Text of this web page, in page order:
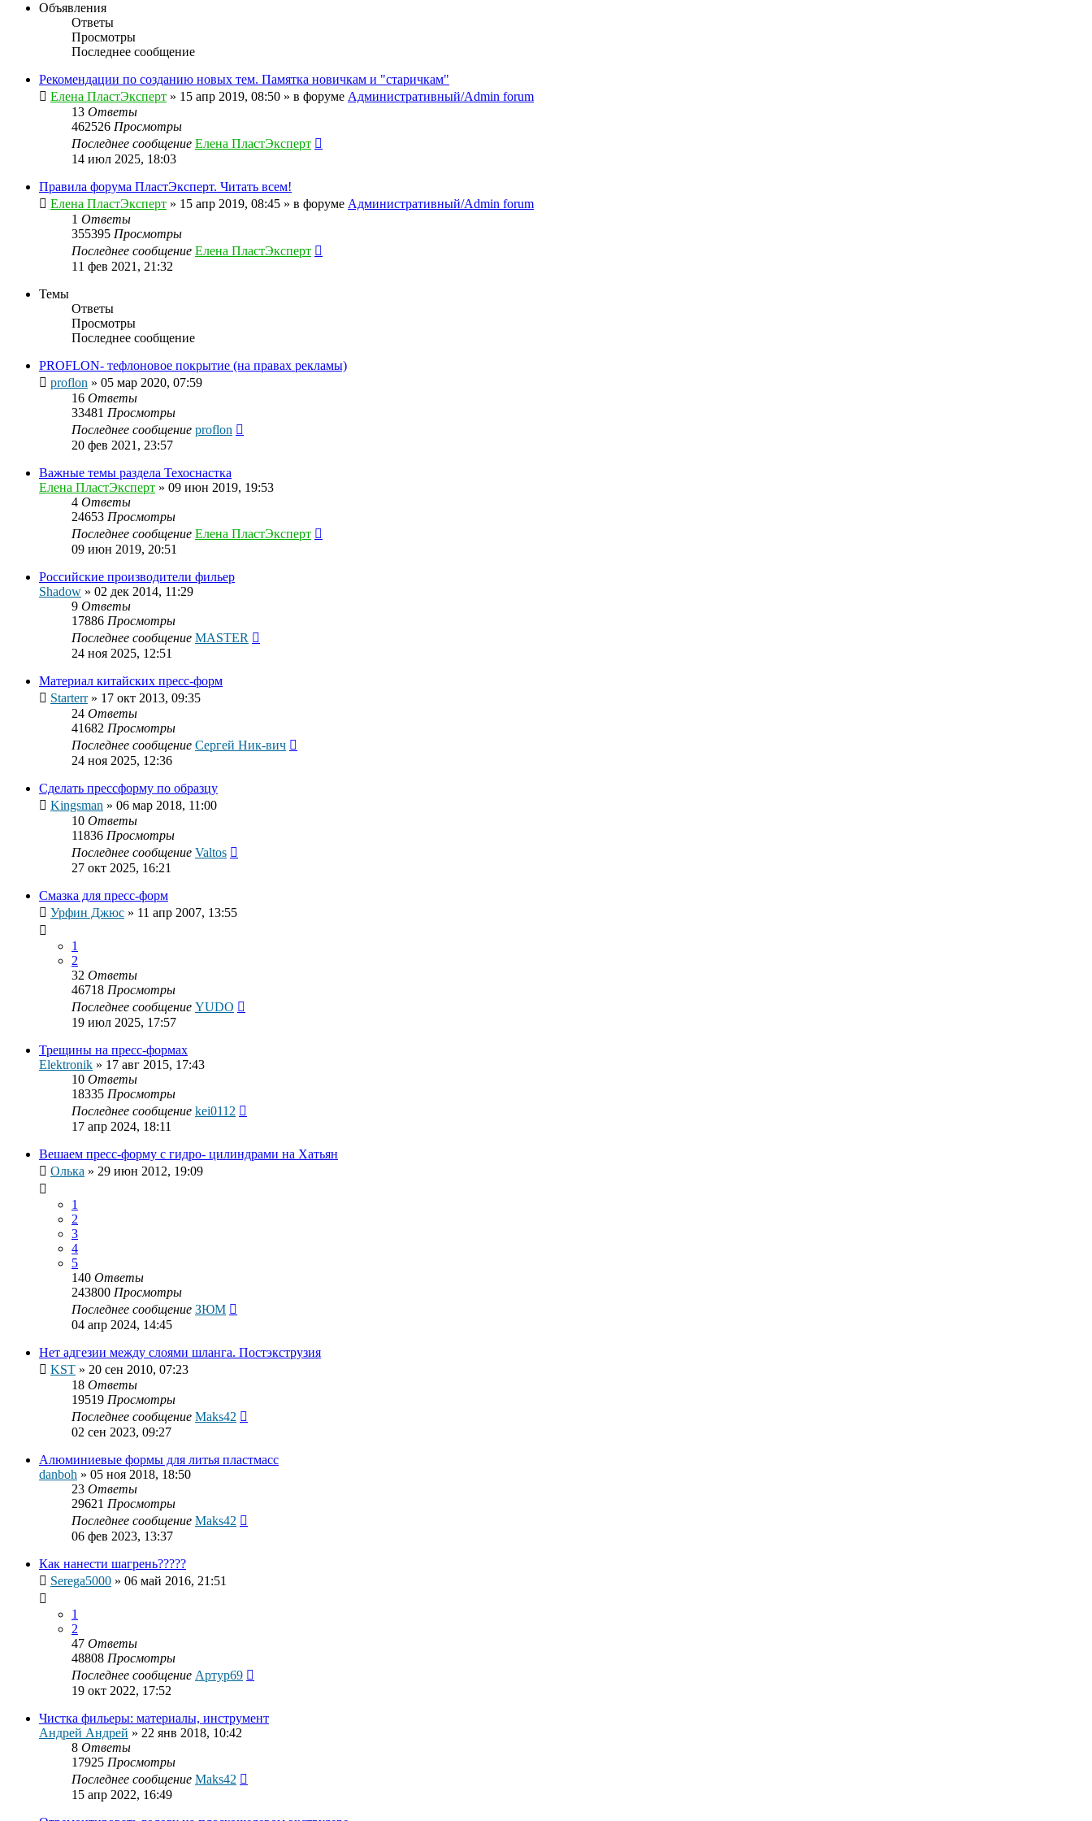
Объявления
Ответы
Просмотры
Последнее сообщение
Рекомендации по созданию новых тем. Памятка новичкам и "старичкам"
Елена ПластЭксперт » 15 апр 2019, 08:50 » в форуме Административный/Admin forum
13 Ответы
462526 Просмотры
Последнее сообщение Елена ПластЭксперт
14 июл 2025, 18:03
Правила форума ПластЭксперт. Читать всем!
Елена ПластЭксперт » 15 апр 2019, 08:45 » в форуме Административный/Admin forum
1 Ответы
355395 Просмотры
Последнее сообщение Елена ПластЭксперт
11 фев 2021, 21:32
Темы
Ответы
Просмотры
Последнее сообщение
PROFLON- тефлоновое покрытие (на правах рекламы)
proflon » 05 мар 2020, 07:59
16 Ответы
33481 Просмотры
Последнее сообщение proflon
20 фев 2021, 23:57
Важные темы раздела Техоснастка
Елена ПластЭксперт » 09 июн 2019, 19:53
4 Ответы
24653 Просмотры
Последнее сообщение Елена ПластЭксперт
09 июн 2019, 20:51
Российские производители фильер
Shadow » 02 дек 2014, 11:29
9 Ответы
17886 Просмотры
Последнее сообщение MASTER
24 ноя 2025, 12:51
Материал китайских пресс-форм
Starterr» 17 окт 2013, 09:35
24 Ответы
41682 Просмотры
Последнее сообщение Сергей Ник-вич
24 ноя 2025, 12:36
Сделать прессформу по образцу
Kingsman » 06 мар 2018, 11:00
10 Ответы
11836 Просмотры
Последнее сообщение Valtos
27 окт 2025, 16:21
Смазка для пресс-форм
Урфин Джюс » 11 апр 2007, 13:55
1
2
32 Ответы
46718 Просмотры
Последнее сообщение YUDO
19 июл 2025, 17:57
Трещины на пресс-формах
Elektronik » 17 авг 2015, 17:43
10 Ответы
18335 Просмотры
Последнее сообщение kei0112
17 апр 2024, 18:11
Вешаем пресс-форму с гидро- цилиндрами на Хатьян
Олька » 29 июн 2012, 19:09
1
2
3
4
5
140 Ответы
243800 Просмотры
Последнее сообщение ЗЮМ
04 апр 2024, 14:45
Нет адгезии между слоями шланга. Постэкструзия
KST » 20 сен 2010, 07:23
18 Ответы
19519 Просмотры
Последнее сообщение Maks42
02 сен 2023, 09:27
Алюминиевые формы для литья пластмасс
danboh » 05 ноя 2018, 18:50
23 Ответы
29621 Просмотры
Последнее сообщение Maks42
06 фев 2023, 13:37
Как нанести шагрень?????
Serega5000 » 06 май 2016, 21:51
1
2
47 Ответы
48808 Просмотры
Последнее сообщение Артур69
19 окт 2022, 17:52
Чистка фильеры: материалы, инструмент
Андрей Андрей » 22 янв 2018, 10:42
8 Ответы
17925 Просмотры
Последнее сообщение Maks42
15 апр 2022, 16:49